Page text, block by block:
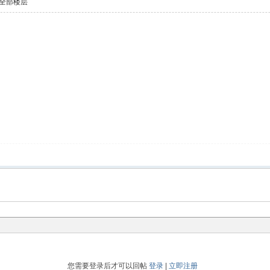
部楼层
您需要登录后才可以回帖 登录| 立即注册